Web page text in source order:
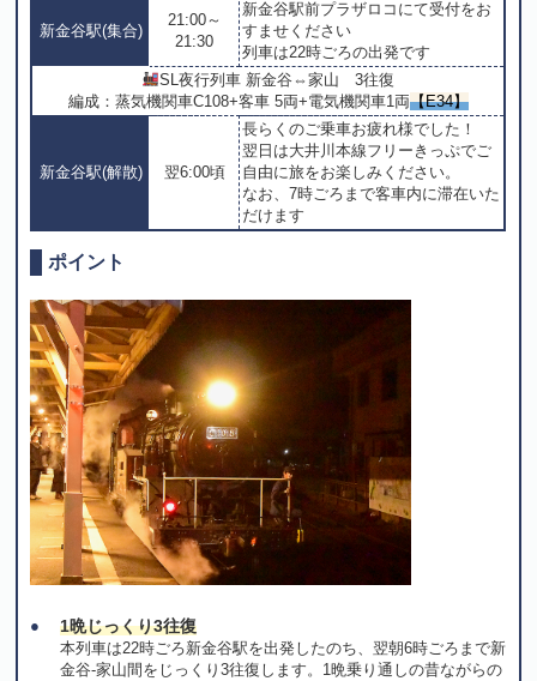
新金谷駅(集合)
21:00～
21:30
新金谷駅前プラザロコにて受付をお
すませください
列車は22時ごろの出発です
SL夜行列車 新金谷⇔家山 3往復
編成：蒸気機関車C108+客車 5両+電気機関車1両【E34】
新金谷駅(解散) 翌6:00頃
長らくのご乗車お疲れ様でした！
翌日は大井川本線フリーきっぷでご
自由に旅をお楽しみください。
なお、7時ごろまで客車内に滞在いた
だけます
ポイント
1晩じっくり3往復
本列車は22時ごろ新金谷駅を出発したのち、翌朝6時ごろまで新
金谷-家山間をじっくり3往復します。1晩乗り通しの昔ながらの